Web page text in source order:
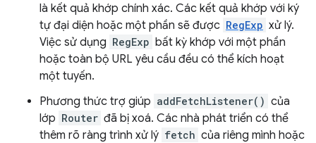
là kết quả khớp chính xác. Các kết quả khớp với ký
tự đại diện hoặc một phần sẽ được RegExp xử lý.
Việc sử dụng RegExp bất kỳ khớp với một phần
hoặc toàn bộ URL yêu cầu đều có thể kích hoạt
một tuyến.
Phương thức trợ giúp addFetchListener() của
lớp Router đã bị xoá. Các nhà phát triển có thể
thêm rõ ràng trình xử lý fetch của riêng mình hoặc